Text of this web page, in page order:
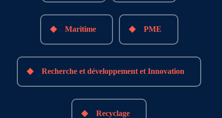
Maritime PME
Recherche et développement et Innovation
Recyclage